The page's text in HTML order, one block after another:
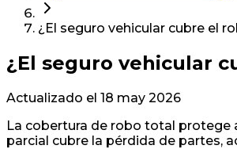
¿El seguro vehicular cubre el
¿El seguro vehicular
Actualizado el 18 may 2026
La cobertura de robo total protege
parcial cubre la pérdida de partes,